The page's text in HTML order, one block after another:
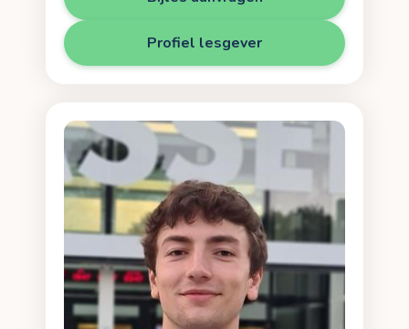
Profiel lesgever